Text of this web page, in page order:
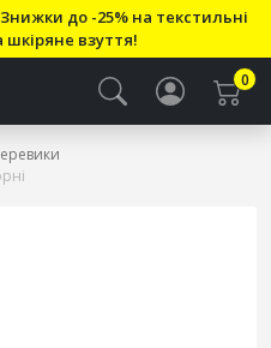
до -25% на текстильні
шкіряне взуття!
0